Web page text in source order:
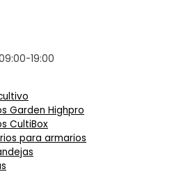
19:00
Garden Highpro
CultiBox
para armarios